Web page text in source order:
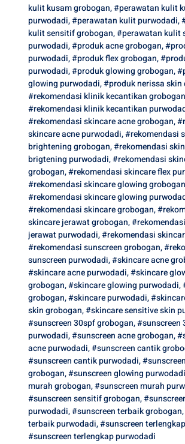
kulit kusam grobogan,#perawatan kulit
purwodadi,#perawatan kulit purwodadi,
kulit sensitif grobogan,#perawatan kulit
purwodadi,#produk acne grobogan,
purwodadi,#produk flex grobogan,
purwodadi,#produk glowing grobogan,
glowing purwodadi,#produk nerissa
#rekomendasi klinik kecantikan grobogan
#rekomendasi klinik kecantikan
#rekomendasi skincare acne grobogan,
skincare acne purwodadi,#rekomendasi
brightening grobogan,#rekomendasi
brigtening purwodadi,#rekomendasi
grobogan,#rekomendasi skincare flex
#rekomendasi skincare glowing grobogan
#rekomendasi skincare glowing
#rekomendasi skincare grobogan,
skincare jerawat grobogan,
jerawat purwodadi,#rekomendasi
#rekomendasi sunscreen grobogan,
sunscreen purwodadi,#skincare acne
#skincare acne purwodadi,#skincare
grobogan,#skincare glowing purwodadi,
grobogan,#skincare purwodadi,
skin grobogan,#skincare sensitive skin
#sunscreen 30spf grobogan,#sunscreen
purwodadi,#sunscreen acne grobogan,
acne purwodadi,#sunscreen cantik
#sunscreen cantik purwodadi,
grobogan,#sunscreen glowing purwodadi
murah grobogan,#sunscreen murah
#sunscreen sensitif grobogan,
purwodadi,#sunscreen terbaik grobogan,
terbaik purwodadi,#sunscreen
#sunscreen terlengkap purwodadi